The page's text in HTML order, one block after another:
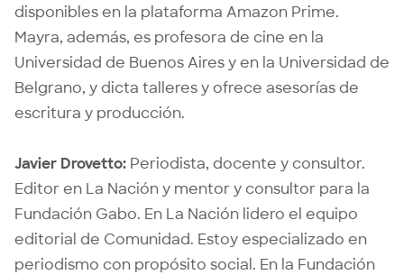
disponibles en la plataforma Amazon Prime.
Mayra, además, es profesora de cine en la
Universidad de Buenos Aires y en la Universidad de
Belgrano, y dicta talleres y ofrece asesorías de
escritura y producción.
Javier Drovetto: Periodista, docente y consultor.
Editor en La Nación y mentor y consultor para la
Fundación Gabo. En La Nación lidero el equipo
editorial de Comunidad. Estoy especializado en
periodismo con propósito social. En la Fundación